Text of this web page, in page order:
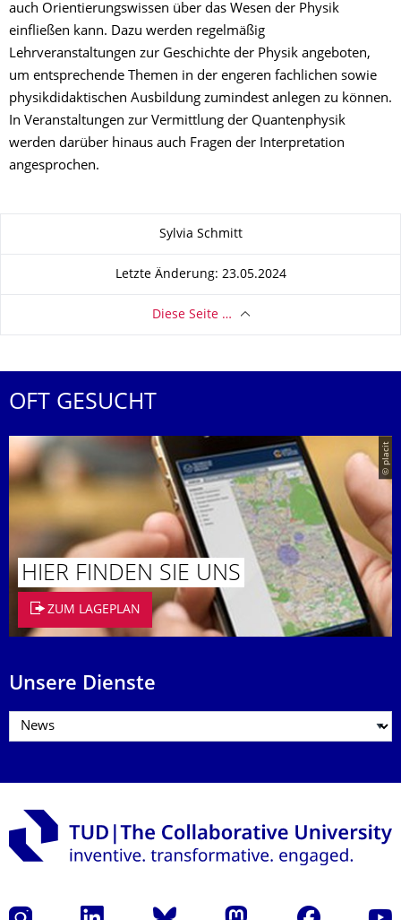
auch Orientierungswissen über das Wesen der Physik
einfließen kann. Dazu werden regelmäßig
Lehrveranstaltungen zur Geschichte der Physik angeboten,
um entsprechende Themen in der engeren fachlichen sowie
physikdidaktischen Ausbildung zumindest anlegen zu können.
In Veranstaltungen zur Vermittlung der Quantenphysik
werden darüber hinaus auch Fragen der Interpretation
angesprochen.
Sylvia Schmitt
Letzte Änderung: 23.05.2024
Diese Seite …
OFT GESUCHT
© placit
HIER FINDEN SIE UNS
ZUM LAGEPLAN
Unsere Dienste
Instagram LinkedIn Bluesky Mastodon Facebook